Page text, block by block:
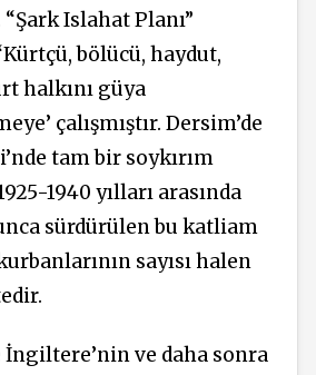
Islahat Planı”
bölücü, haydut,
halkını güya
çalışmıştır. Dersim’de
tam bir soykırım
1940 yılları arasında
sürdürülen bu katliam
sayısı halen
İngiltere’nin ve daha sonra